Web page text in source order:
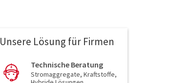
Unsere Lösung für Firmen
Technische Beratung
Stromaggregate, Kraftstoffe,